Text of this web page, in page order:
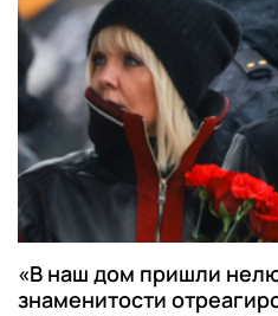
«В наш дом пришли
знаменитости